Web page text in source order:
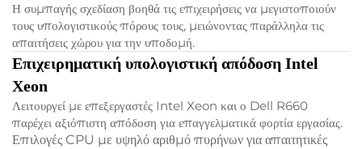
Η συμπαγής σχεδίαση βοηθά τις επιχειρήσεις να μεγιστοποιούν
τους υπολογιστικούς πόρους τους, μειώνοντας παράλληλα τις
απαιτήσεις χώρου για την υποδομή.
Επιχειρηματική υπολογιστική απόδοση Intel
Xeon
Λειτουργεί με επεξεργαστές Intel Xeon και ο Dell R660
παρέχει αξιόπιστη απόδοση για επαγγελματικά φορτία εργασίας.
Επιλογές CPU με υψηλό αριθμό πυρήνων για απαιτητικές